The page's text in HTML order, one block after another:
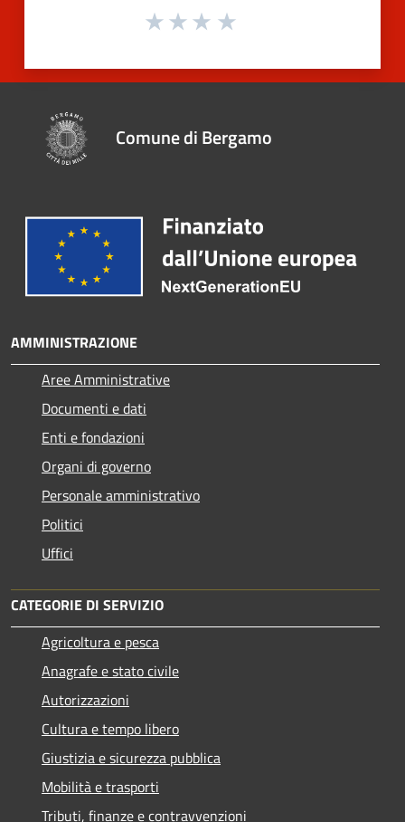
Comune di Bergamo
AMMINISTRAZIONE
Aree Amministrative
Documenti e dati
Enti e fondazioni
Organi di governo
Personale amministrativo
Politici
Uffici
CATEGORIE DI SERVIZIO
Agricoltura e pesca
Anagrafe e stato civile
Autorizzazioni
Cultura e tempo libero
Giustizia e sicurezza pubblica
Mobilità e trasporti
Tributi, finanze e contravvenzioni